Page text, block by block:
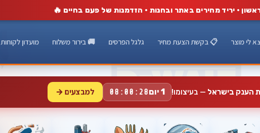
· יריד מחירים באתר ובחנות · הזדמנות של פעם בחיים 🔥
לי מוצר 📋 בקשת הצעת מחיר גלגל הפרסים 🚚 בירור משלוח מועדון לקוחות
הענק בישראל — בעיצומו! 1 יום 08:00:27 למבצעים →